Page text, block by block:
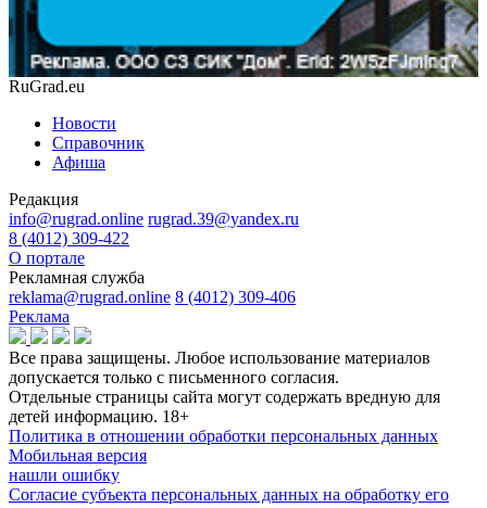
RuGrad.eu
Новости
Справочник
Афиша
Редакция
info@rugrad.online rugrad.39@yandex.ru
8 (4012) 309-422
О портале
Рекламная служба
reklama@rugrad.online 8 (4012) 309-406
Реклама
Все права защищены. Любое использование материалов
допускается только с письменного согласия.
Отдельные страницы сайта могут содержать вредную для
детей информацию. 18+
Политика в отношении обработки персональных данных
Мобильная версия
нашли ошибку
Согласие субъекта персональных данных на обработку его